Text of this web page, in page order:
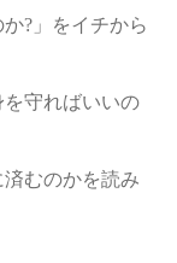
?」をイチから
守ればいいの
むのかを読み